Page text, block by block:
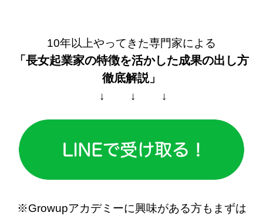
10年以上やってきた専門家による
「長女起業家の特徴を活かした成果の出し方
徹底解説」
↓ ↓ ↓
※Growupアカデミーに興味がある方もまずは